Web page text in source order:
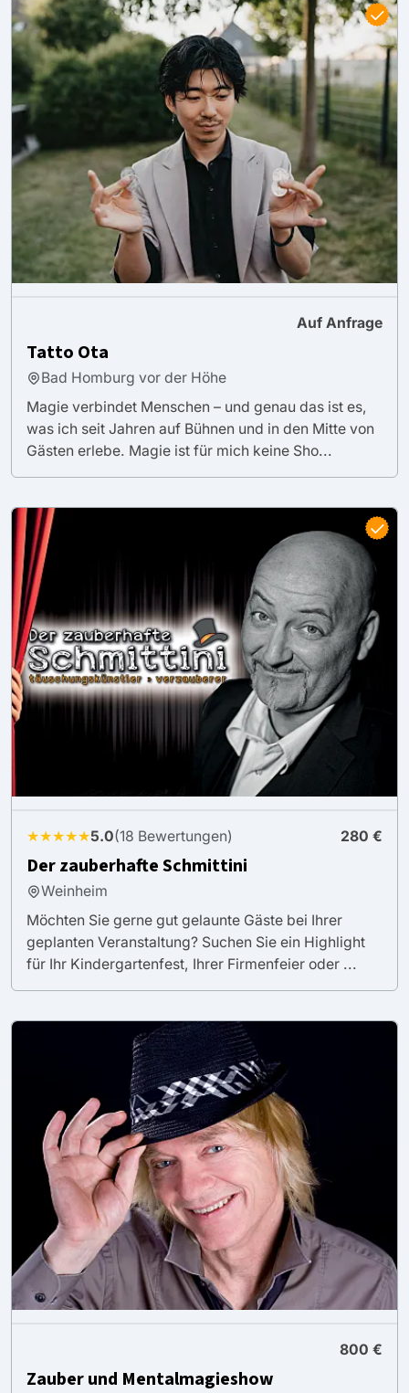
Auf Anfrage
Tatto Ota
Bad Homburg vor der Höhe
Magie verbindet Menschen – und genau das ist es,
was ich seit Jahren auf Bühnen und in den Mitte von
Gästen erlebe. Magie ist für mich keine Sho...
★★★★★5.0(18 Bewertungen) 280 €
Der zauberhafte Schmittini
Weinheim
Möchten Sie gerne gut gelaunte Gäste bei Ihrer
geplanten Veranstaltung? Suchen Sie ein Highlight
für Ihr Kindergartenfest, Ihrer Firmenfeier oder ...
800 €
Zauber und Mentalmagieshow